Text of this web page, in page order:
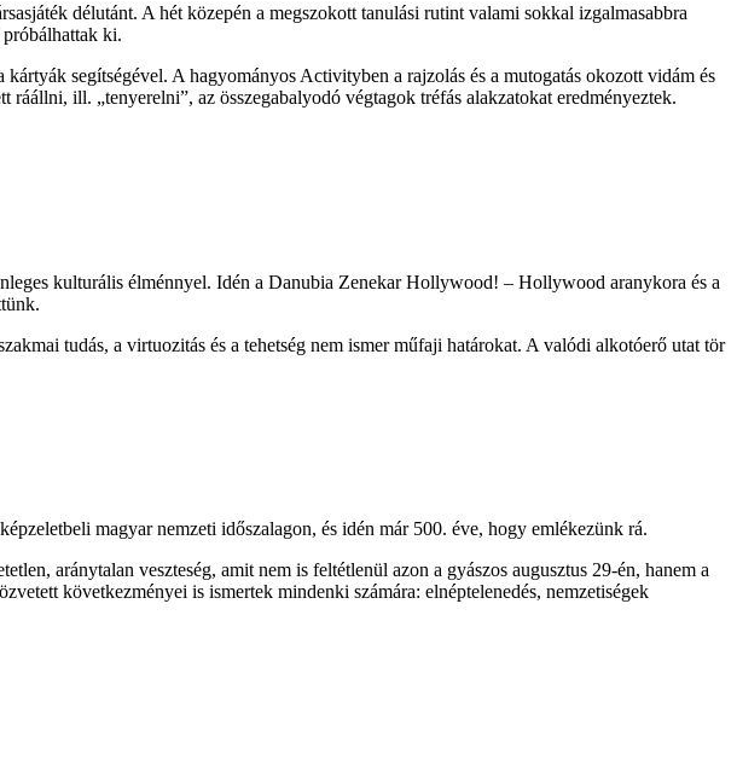
délutánt. A hét közepén a megszokott tanulási rutint valami sokkal izgalmasabbra
ki.
segítségével. A hagyományos Activityben a rajzolás és a mutogatás okozott vidám és
ill. „tenyerelni”, az összegabalyodó végtagok tréfás alakzatokat eredményeztek.
kulturális élménnyel. Idén a Danubia Zenekar Hollywood! – Hollywood aranykora és a
tudás, a virtuozitás és a tehetség nem ismer műfaji határokat. A valódi alkotóerő utat tör
magyar nemzeti időszalagon, és idén már 500. éve, hogy emlékezünk rá.
aránytalan veszteség, amit nem is feltétlenül azon a gyászos augusztus 29-én, hanem a
következményei is ismertek mindenki számára: elnéptelenedés, nemzetiségek